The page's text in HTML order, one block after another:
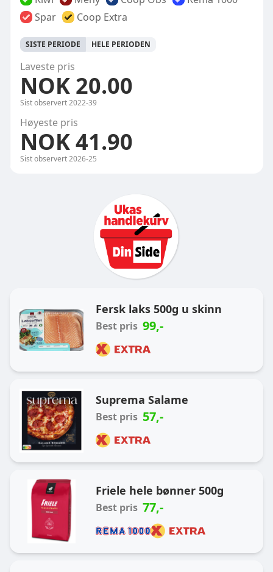
Spar
Coop Extra
SISTE PERIODE HELE PERIODEN
Laveste pris
NOK 20.00
Sist observert2022-39
Høyeste pris
NOK 41.90
Sist observert2026-25
Fersk laks 500g u skinn
Best pris 99,-
Suprema Salame
Best pris 57,-
Friele hele bønner 500g
Best pris 77,-